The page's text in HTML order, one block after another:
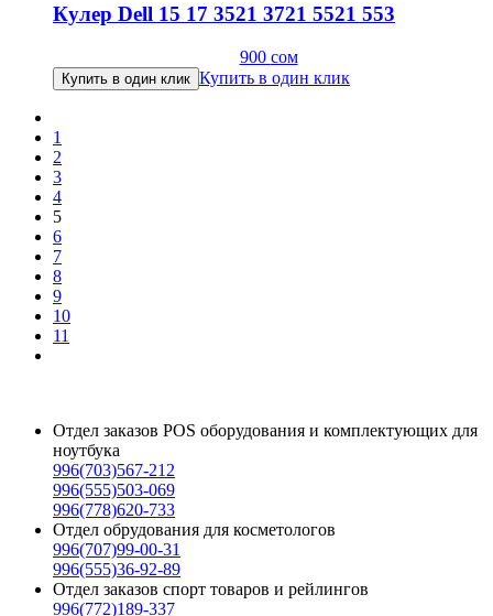
Кулер Dell 15 17 3521 3721 5521 553
900 сом
Купить в один клик Купить в один клик
1
2
3
4
5
6
7
8
9
10
11
Отдел заказов POS оборудования и комплектующих для
ноутбука
996(703)567-212
996(555)503-069
996(778)620-733
Отдел обрудования для косметологов
996(707)99-00-31
996(555)36-92-89
Отдел заказов спорт товаров и рейлингов
996(772)189-337